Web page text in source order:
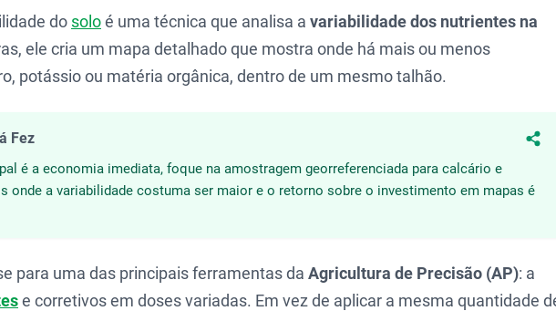
do soloé uma técnica que analisa a variabilidade dos nutrientes na
ele cria um mapa detalhado que mostra onde há mais ou menos
potássio ou matéria orgânica, dentro de um mesmo talhão.
Fez
é a economia imediata, foque na amostragem georreferenciada para calcário e
onde a variabilidade costuma ser maior e o retorno sobre o investimento em mapas é
para uma das principais ferramentas da Agricultura de Precisão (AP): a
e corretivos em doses variadas. Em vez de aplicar a mesma quantidade